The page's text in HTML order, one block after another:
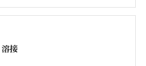
溶接